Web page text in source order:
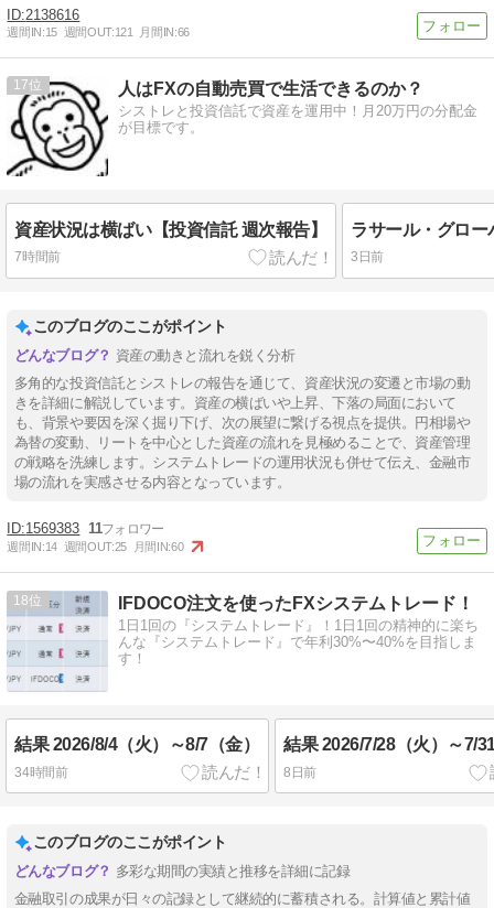
2138616
週間IN:15 週間OUT:121 月間IN:66
17 人はFXの自動売買で生活できるのか？
シストレと投資信託で資産を運用中！月20万円の分配金
が目標です。
資産状況は横ばい【投資信託 週次報告】
7時間前 3日前
このブログのここがポイント
資産の動きと流れを鋭く分析
多角的な投資信託とシストレの報告を通じて、資産状況の変遷と市場の動
きを詳細に解説しています。資産の横ばいや上昇、下落の局面において
も、背景や要因を深く掘り下げ、次の展望に繋げる視点を提供。円相場や
為替の変動、リートを中心とした資産の流れを見極めることで、資産管理
の戦略を洗練します。システムトレードの運用状況も併せて伝え、金融市
場の流れを実感させる内容となっています。
1569383 11
週間IN:14 週間OUT:25 月間IN:60
18 IFDOCO注文を使ったFXシステムトレード！
1日1回の『システムトレード』！1日1回の精神的に楽ち
んな『システムトレード』で年利30%〜40%を目指しま
す！
結果 2026/8/4（火）～8/7（金）
34時間前
結果 2026/7/28（火）～7/
8日前
このブログのここがポイント
多彩な期間の実績と推移を詳細に記録
金融取引の成果が日々の記録として継続的に蓄積される。計算値と累計値